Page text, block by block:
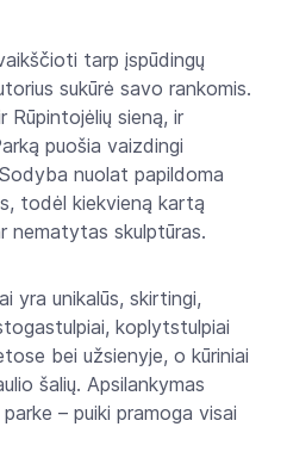
tarp įspūdingų
sukūrė savo rankomis.
Rūpintojėlių sieną, ir
puošia vaizdingi
nuolat papildoma
todėl kiekvieną kartą
nematytas skulptūras.
yra unikalūs, skirtingi,
koplytstulpiai
bei užsienyje, o kūriniai
šalių. Apsilankymas
– puiki pramoga visai